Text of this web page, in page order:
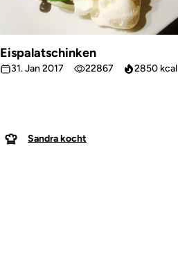
Eispalatschinken
31. Jan 2017 22867 2850 kcal
Sandra kocht